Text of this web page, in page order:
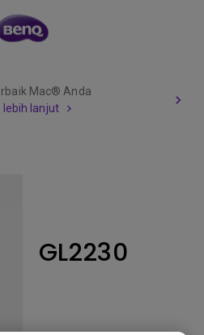
Mac® Anda
lebih lanjut
GL2230